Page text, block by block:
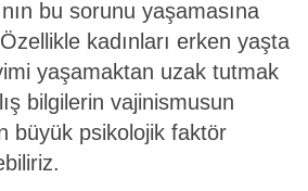
bu sorunu yaşamasına
kadınları erken yaşta
yaşamaktan uzak tutmak
bilgilerin vajinismusun
büyük psikolojik faktör